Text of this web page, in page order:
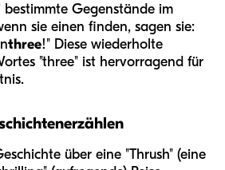
bestimmte Gegenstände im
sie einen finden, sagen sie:
three!" Diese wiederholte
"three" ist hervorragend für
über eine "Thrush" (eine